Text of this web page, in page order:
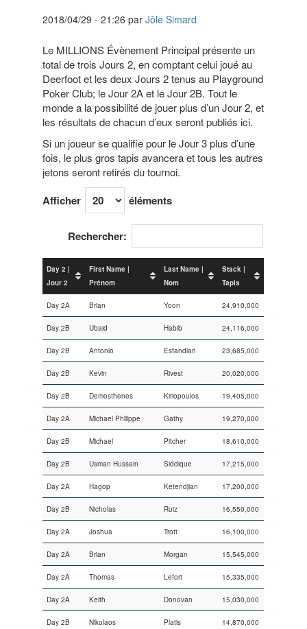
2018/04/29 -21:26 parJôle Simard
Le MILLIONS Évènement Principal présente un
total de trois Jours 2, en comptant celui joué au
Deerfoot et les deux Jours 2 tenus au Playground
Poker Club; le Jour 2A et le Jour 2B. Tout le
monde a la possibilité de jouer plus d’un Jour 2, et
les résultats de chacun d’eux seront publiés ici.
Si un joueur se qualifie pour le Jour 3 plus d’une
fois, le plus gros tapis avancera et tous les autres
jetons seront retirés du tournoi.
Afficher éléments
Rechercher:
Day 2 |
Jour 2
First Name |
Prénom
Last Name |
Nom
Stack |
Tapis
Day 2A Brian Yoon 24,910,000
Day 2B Ubaid Habib 24,116,000
Day 2B Antonio Esfandiari 23,685,000
Day 2B Kevin Rivest 20,020,000
Day 2B Demosthenes Kiriopoulos 19,405,000
Day 2A Michael Philippe Gathy 19,270,000
Day 2B Michael Pitcher 18,610,000
Day 2B Usman Hussain Siddique 17,215,000
Day 2A Hagop Ketendjian 17,200,000
Day 2B Nicholas Ruiz 16,550,000
Day 2A Joshua Trott 16,100,000
Day 2A Brian Morgan 15,545,000
Day 2A Thomas Lefort 15,335,000
Day 2A Keith Donovan 15,030,000
Day 2B
Nikolaos
Platis 14,870,000